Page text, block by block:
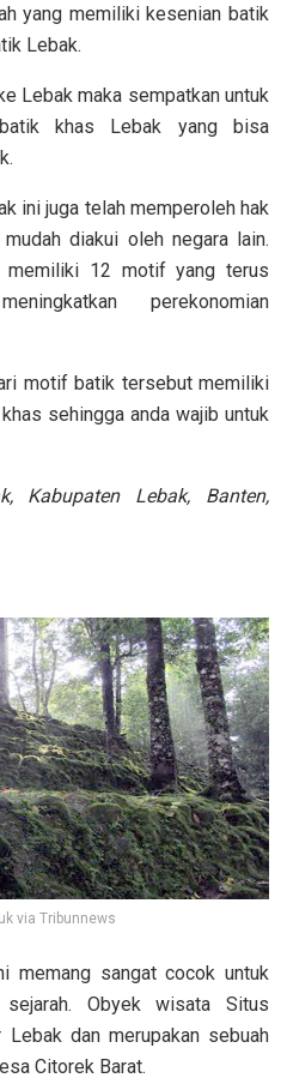
yang memiliki kesenian batik
Lebak.
Lebak maka sempatkan untuk
khas Lebak yang bisa
ini juga telah memperoleh hak
diakui oleh negara lain.
12 motif yang terus
perekonomian
motif batik tersebut memiliki
sehingga anda wajib untuk
Kabupaten Lebak, Banten,
via Tribunnews
memang sangat cocok untuk
Obyek wisata Situs
dan merupakan sebuah
Citorek Barat.